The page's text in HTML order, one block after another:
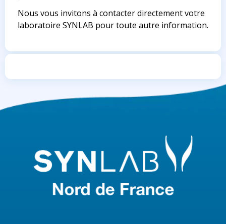
Nous vous invitons à contacter directement votre
laboratoire SYNLAB pour toute autre information.